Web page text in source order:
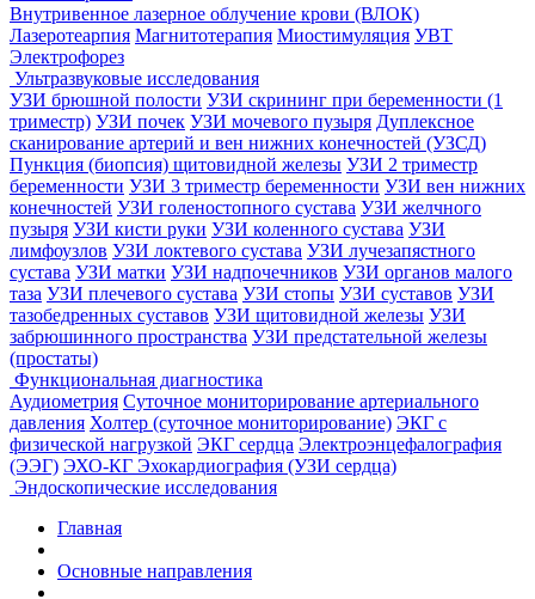
Внутривенное лазерное облучение крови (ВЛОК)
Лазеротеарпия Магнитотерапия Миостимуляция УВТ
Электрофорез
Ультразвуковые исследования
УЗИ брюшной полости УЗИ скрининг при беременности (1
триместр) УЗИ почек УЗИ мочевого пузыря Дуплексное
сканирование артерий и вен нижних конечностей (УЗСД)
Пункция (биопсия) щитовидной железы УЗИ 2 триместр
беременности УЗИ 3 триместр беременности УЗИ вен нижних
конечностей УЗИ голеностопного сустава УЗИ желчного
пузыря УЗИ кисти руки УЗИ коленного сустава УЗИ
лимфоузлов УЗИ локтевого сустава УЗИ лучезапястного
сустава УЗИ матки УЗИ надпочечников УЗИ органов малого
таза УЗИ плечевого сустава УЗИ стопы УЗИ суставов УЗИ
тазобедренных суставов УЗИ щитовидной железы УЗИ
забрюшинного пространства УЗИ предстательной железы
(простаты)
Функциональная диагностика
Аудиометрия Суточное мониторирование артериального
давления Холтер (суточное мониторирование) ЭКГ с
физической нагрузкой ЭКГ сердца Электроэнцефалография
(ЭЭГ) ЭХО-КГ Эхокардиография (УЗИ сердца)
Эндоскопические исследования
Главная
Основные направления